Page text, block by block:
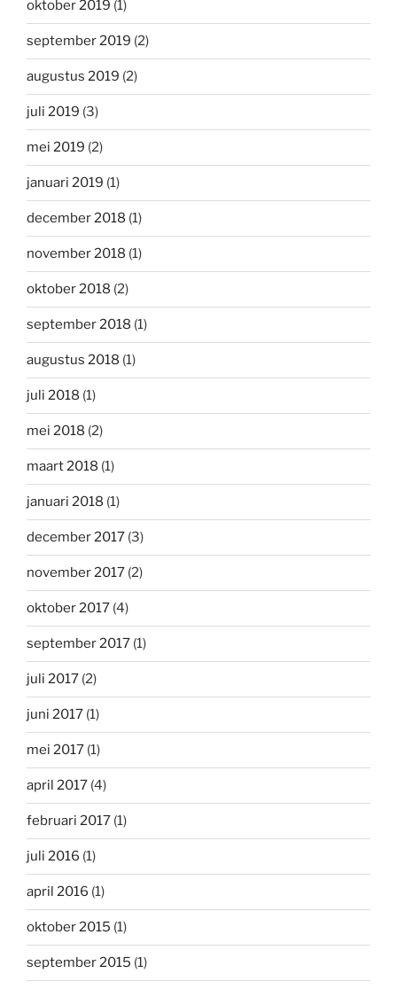
oktober 2019 (1)
september 2019 (2)
augustus 2019 (2)
juli 2019 (3)
mei 2019 (2)
januari 2019 (1)
december 2018 (1)
november 2018 (1)
oktober 2018 (2)
september 2018 (1)
augustus 2018 (1)
juli 2018 (1)
mei 2018 (2)
maart 2018 (1)
januari 2018 (1)
december 2017 (3)
november 2017 (2)
oktober 2017 (4)
september 2017 (1)
juli 2017 (2)
juni 2017 (1)
mei 2017 (1)
april 2017 (4)
februari 2017 (1)
juli 2016 (1)
april 2016 (1)
oktober 2015 (1)
september 2015 (1)